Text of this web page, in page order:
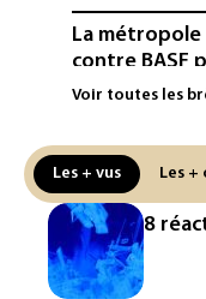
La
contre BASF
Canicule: à
réseau
Véhicules de
France ouvre
homologation
Voir toutes les
Les + vus Les +
8